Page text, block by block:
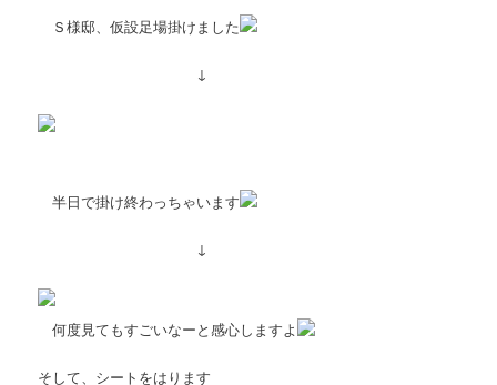
Ｓ様邸、仮設足場掛けました
↓
半日で掛け終わっちゃいます
↓
何度見てもすごいなーと感心しますよ
そして、シートをはります